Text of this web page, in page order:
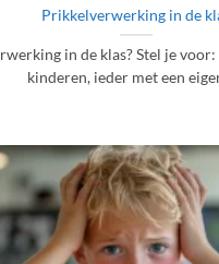
Prikkelverwerking in de
in de klas? Stel je voor:
kinderen, ieder met een